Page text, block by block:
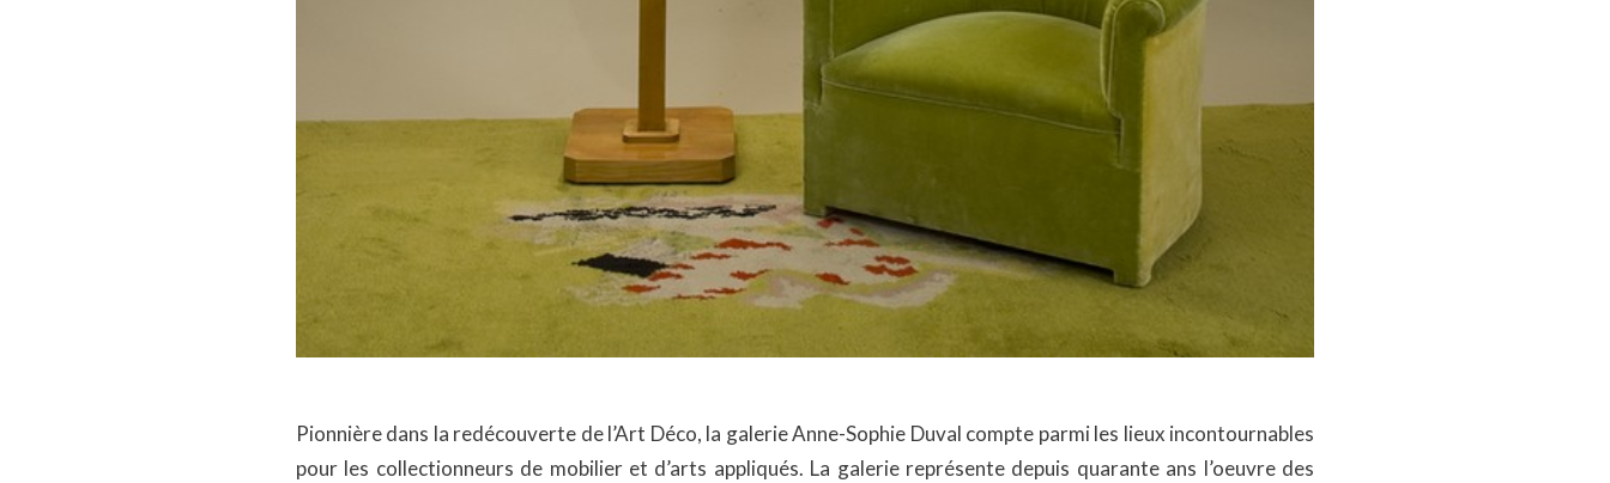
Pionnière dans la redécouverte de l’Art Déco, la galerie Anne-Sophie Duval compte parmi les lieux incontournables
pour les collectionneurs de mobilier et d’arts appliqués. La galerie représente depuis quarante ans l’oeuvre des